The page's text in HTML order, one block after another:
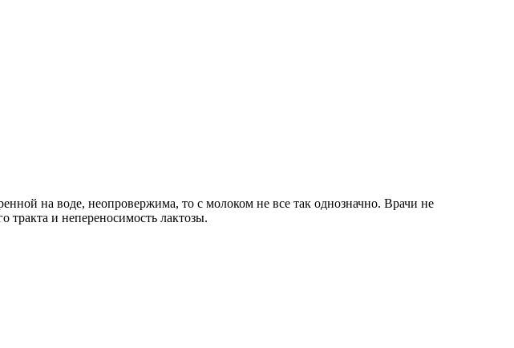
на воде, неопровержима, то с молоком не все так однозначно. Врачи не
тракта и непереносимость лактозы.